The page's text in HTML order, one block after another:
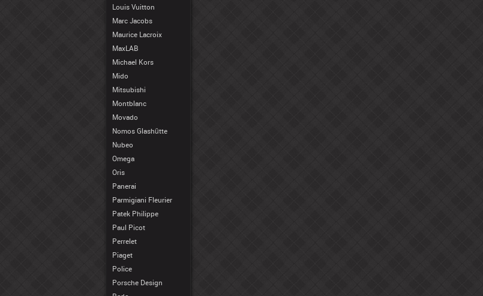
Louis Vuitton
Marc Jacobs
Maurice Lacroix
MaxLAB
Michael Kors
Mido
Mitsubishi
Montblanc
Movado
Nomos Glashütte
Nubeo
Omega
Oris
Panerai
Parmigiani Fleurier
Patek Philippe
Paul Picot
Perrelet
Piaget
Police
Porsche Design